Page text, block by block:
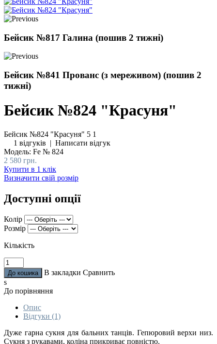
Бейсик №817 Галина (пошив 2 тижні)
Бейсик №841 Прованс (з мереживом) (пошив 2
тижні)
Бейсик №824 "Красуня"
Бейсик №824 "Красуня" 5 1
1 відгуків | Написати відгук
Модель: Fe № 824
2 580 грн.
Купити в 1 клік
Визначити свій розмір
Доступні опції
Колір
Розмір
Кількість
В закладки Сравнить
s
До порівняння
Опис
Відгуки (1)
Дуже гарна сукня для бальних танців. Гепюровий верхи низ.
Сукня з рукавами, коліна прикриває повністю.